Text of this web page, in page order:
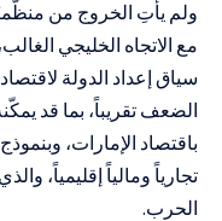
ولم يأتِ الخروج من
مع الاتجاه الخليجي
سياق إعداد الدولة
الضعف تقريباً، بما قد
باقتصاد الإمارات،
تجارياً ومالياً إقليمياً،
الحرب.